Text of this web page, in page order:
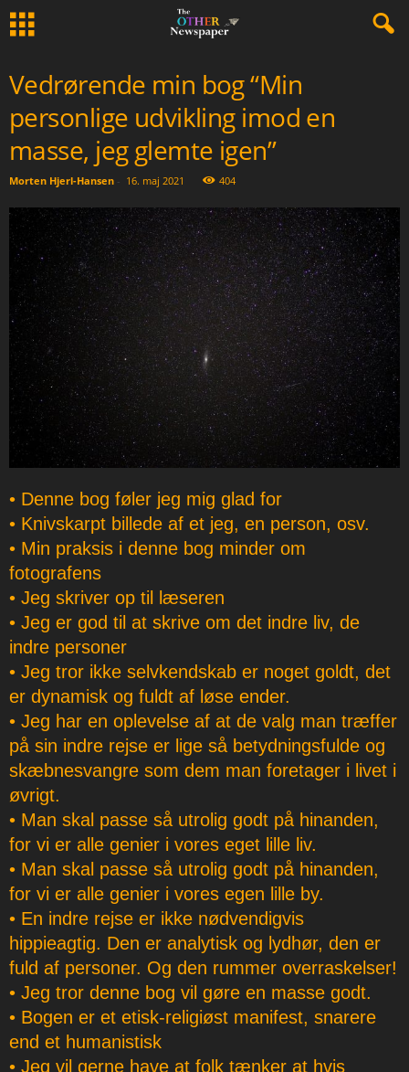
Vedrørende min bog “Min
personlige udvikling imod en
masse, jeg glemte igen”
Morten Hjerl-Hansen - 16. maj 2021 404
• Denne bog føler jeg mig glad for
• Knivskarpt billede af et jeg, en person, osv.
• Min praksis i denne bog minder om
fotografens
• Jeg skriver op til læseren
• Jeg er god til at skrive om det indre liv, de
indre personer
• Jeg tror ikke selvkendskab er noget goldt, det
er dynamisk og fuldt af løse ender.
• Jeg har en oplevelse af at de valg man træffer
på sin indre rejse er lige så betydningsfulde og
skæbnesvangre som dem man foretager i livet i
øvrigt.
• Man skal passe så utrolig godt på hinanden,
for vi er alle genier i vores eget lille liv.
• Man skal passe så utrolig godt på hinanden,
for vi er alle genier i vores egen lille by.
• En indre rejse er ikke nødvendigvis
hippieagtig. Den er analytisk og lydhør, den er
fuld af personer. Og den rummer overraskelser!
• Jeg tror denne bog vil gøre en masse godt.
• Bogen er et etisk-religiøst manifest, snarere
end et humanistisk
• Jeg vil gerne have at folk tænker at hvis